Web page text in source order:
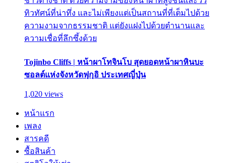
ทิวทัศน์ที่น่าทึ่ง และไม่เพียงแต่เป็นสถานที่ที่เต็มไปด้วย
ความงามจากธรรมชาติ แต่ยังแฝงไปด้วยตำนานและ
ความเชื่อที่ลึกซึ้งด้วย
Tojinbo Cliffs | หน้าผาโทจินโบ สุดยอดหน้าผาหินบะ
ซอลต์แห่งจังหวัดฟุกุอิ ประเทศญี่ปุ่น
1,020 views
หน้าแรก
เพลง
สารคดี
ซื้อสินค้า